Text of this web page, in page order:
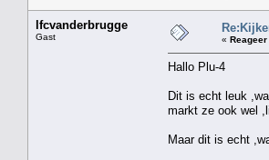
lfcvanderbrugge
Gast «
Hallo Plu-4
Dit is echt leuk
markt ze ook wel
Maar dit is echt